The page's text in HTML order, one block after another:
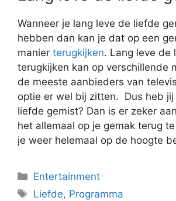
Wanneer je lang leve de liefde
hebben dan kan je dat op een
manier terugkijken. Lang leve de
terugkijken kan op verschillende
de meeste aanbieders van
optie er wel bij zitten. Dus heb jij
liefde gemist? Dan is er zeker
het allemaal op je gemak terug
je weer helemaal op de hoogte
Categorieën
Entertainment
Tags
Liefde, Programma